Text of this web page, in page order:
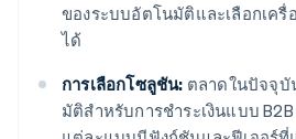
ของระบบอัตโนมัติและเลือกเครื่
ได้
การเลือกโซลูชัน: ตลาดในปัจจุ
มัติสําหรับการชําระเงินแบบ